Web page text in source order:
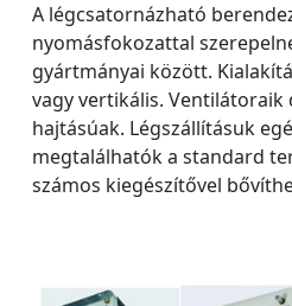
A légcsatornázható
nyomásfokozattal
gyártmányai között.
vagy vertikális. Ventilátoraik
hajtásúak. Légszállításuk
megtalálhatók a standard
számos kiegészítővel